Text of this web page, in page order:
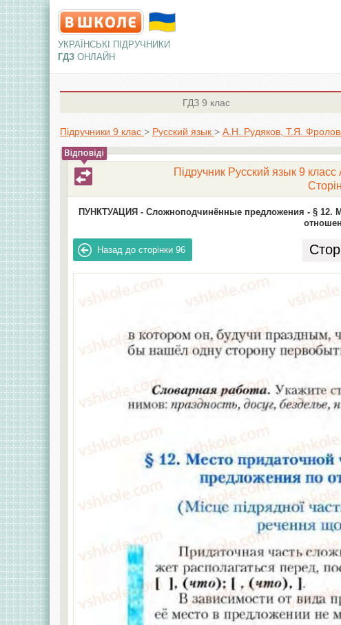
УКРАЇНСЬКІ ПІДРУЧНИКИ
ГДЗ ОНЛАЙН
ГДЗ 9 клас
Підручники 9 клас > Русский язык > А.Н. Рудяков, Т.Я.
Підручник Русский язык 9
ПУНКТУАЦИЯ - Сложноподчинённые предложения - § 12.
Назад до сторінки 96